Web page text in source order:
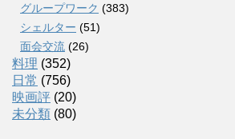
グループワーク (383)
シェルター (51)
面会交流 (26)
料理 (352)
日常 (756)
映画評 (20)
未分類 (80)